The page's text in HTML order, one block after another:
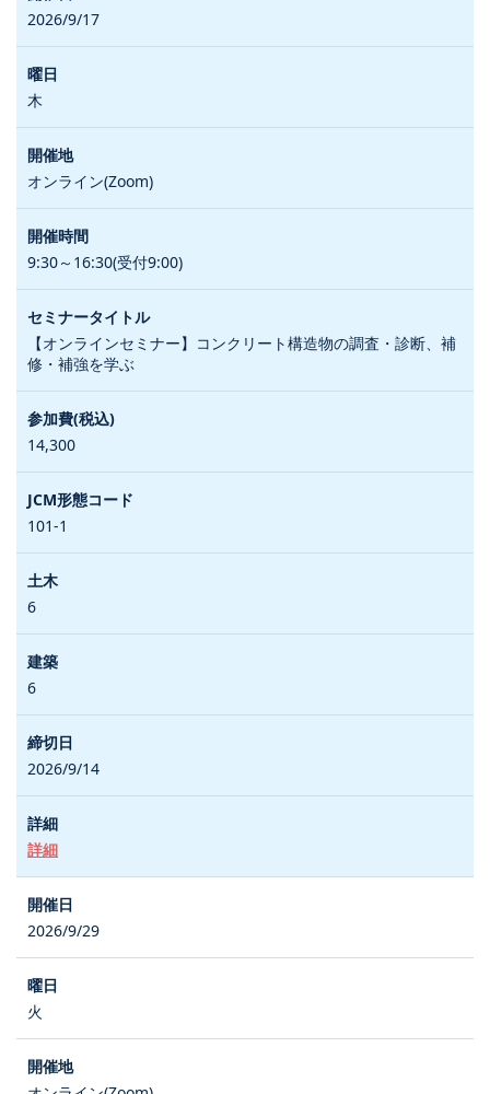
2026/9/17
木
オンライン(Zoom)
9:30～16:30(受付9:00)
【オンラインセミナー】コンクリート構造物の調査・診断、補
修・補強を学ぶ
14,300
101-1
6
6
2026/9/14
詳細
2026/9/29
火